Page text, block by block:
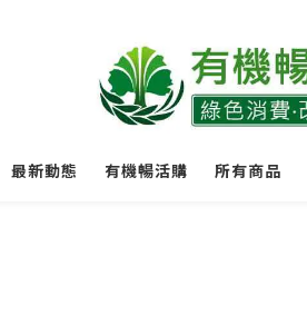
最新動態 有機暢活購 所有商品